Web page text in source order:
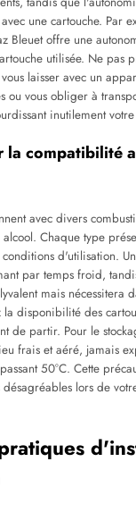
une cartouche. Par
Bleuet offre une
utilisée. Ne pas
laisser avec un
ou vous obliger à
inutilement
la compatibilité
avec divers
Chaque type
d'utilisation.
par temps froid,
mais nécessitera
disponibilité des
de partir. Pour le
frais et aéré, jamais
50°C. Cette
lors de